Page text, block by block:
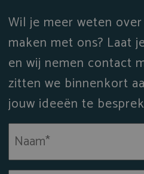
Wil je meer weten
maken met ons? Laat
en wij nemen contact
zitten we binnenkort
jouw ideeën te